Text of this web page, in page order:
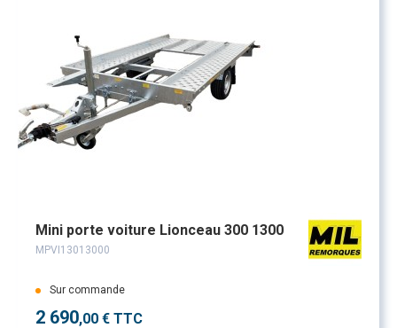
Mini porte voiture Lionceau 300 1300
MPVI13013000
Sur commande
2 690,00 € TTC